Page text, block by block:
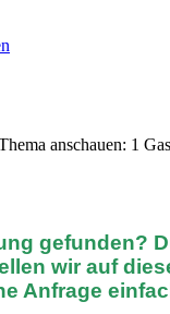
anschauen: 1
gefunden? D
wir auf
Anfrage